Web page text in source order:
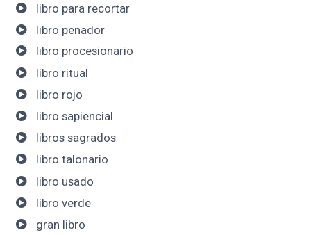
libro para recortar
libro penador
libro procesionario
libro ritual
libro rojo
libro sapiencial
libros sagrados
libro talonario
libro usado
libro verde
gran libro